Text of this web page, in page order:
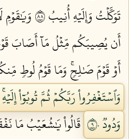
تَوَكَّلۡتُ وَإِلَيۡهِ أُنِيبُ ٨٨
وَيَٰقَوۡمِ
أَن يُصِيبَكُم مِّثۡلُ مَآ أَصَابَ
أَوۡ قَوۡمَ صَٰلِحٖۚ وَمَا قَوۡمُ لُوطٖ
وَٱسۡتَغۡفِرُواْ رَبَّكُمۡ ثُمَّ تُوبُوٓاْ
وَدُودٞ ٩٠
قَالُواْ يَٰشُعَيۡبُ مَا